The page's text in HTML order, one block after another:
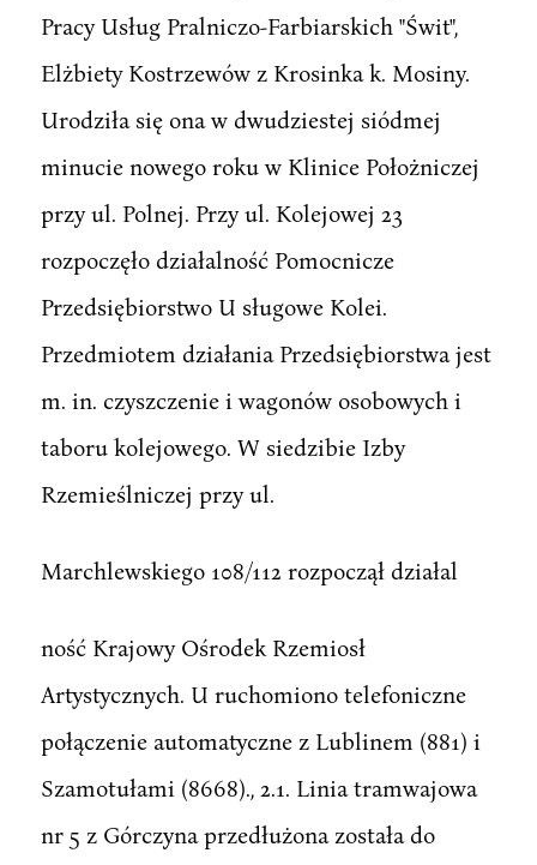
Pracy Usług Pralniczo-Farbiarskich "Świt",
Elżbiety Kostrzewów z Krosinka k. Mosiny.
Urodziła się ona w dwudziestej siódmej
minucie nowego roku w Klinice Położniczej
przy ul. Polnej. Przy ul. Kolejowej 23
rozpoczęło działalność Pomocnicze
Przedsiębiorstwo U sługowe Kolei.
Przedmiotem działania Przedsiębiorstwa jest
m. in. czyszczenie i wagonów osobowych i
taboru kolejowego. W siedzibie Izby
Rzemieślniczej przy ul.
Marchlewskiego 108/112 rozpoczął działal
ność Krajowy Ośrodek Rzemiosł
Artystycznych. U ruchomiono telefoniczne
połączenie automatyczne z Lublinem (881) i
Szamotułami (8668)., 2.1. Linia tramwajowa
nr 5 z Górczyna przedłużona została do